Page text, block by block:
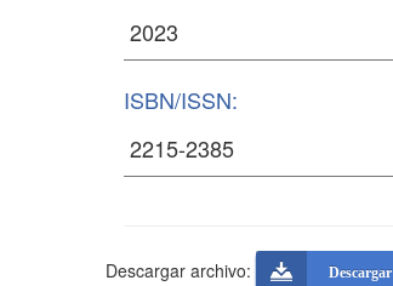
ISBN/ISSN:
Descargar archivo: Descargar